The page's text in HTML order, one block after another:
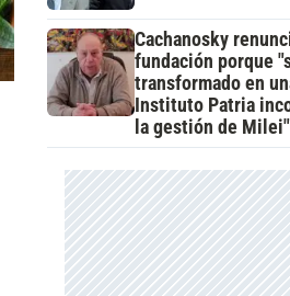
Cachanosky
fundación porque
transformado en
Instituto Patria
la gestión de Milei"